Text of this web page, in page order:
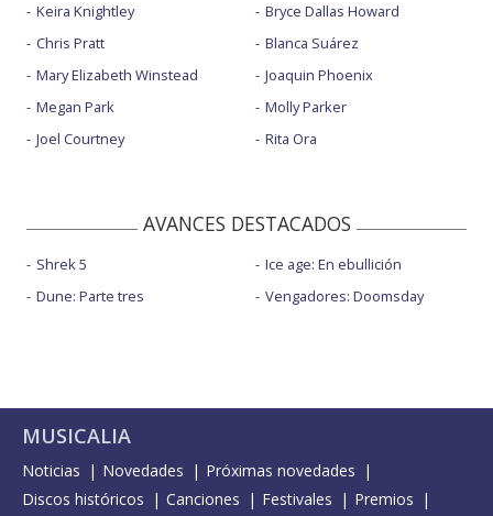
Keira Knightley
Chris Pratt
Mary Elizabeth Winstead
Megan Park
Joel Courtney
Bryce Dallas Howard
Blanca Suárez
Joaquin Phoenix
Molly Parker
Rita Ora
AVANCES DESTACADOS
Shrek 5
Dune: Parte tres
Ice age: En ebullición
Vengadores: Doomsday
MUSICALIA
Noticias Novedades
Próximas novedades
Discos históricos
Canciones Festivales
Premios